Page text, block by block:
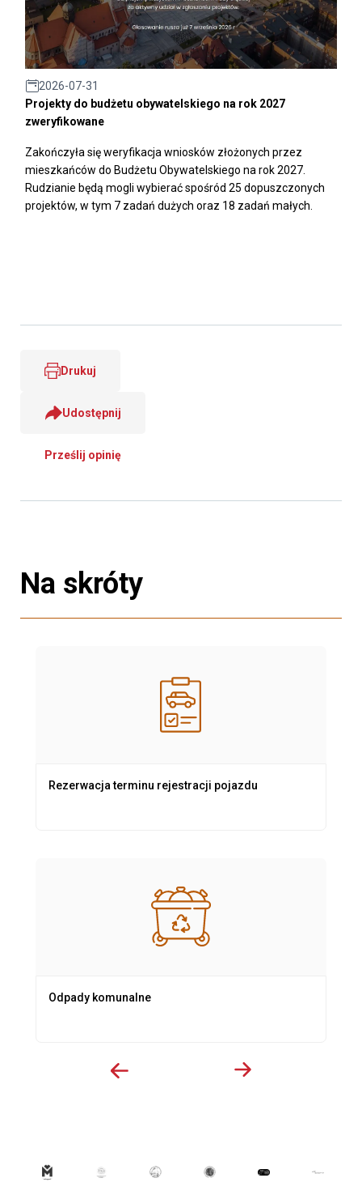
2026-07-31
Projekty do budżetu obywatelskiego na rok 2027
zweryfikowane
Zakończyła się weryfikacja wniosków złożonych przez
mieszkańców do Budżetu Obywatelskiego na rok 2027.
Rudzianie będą mogli wybierać spośród 25 dopuszczonych
projektów, w tym 7 zadań dużych oraz 18 zadań małych.
Drukuj
Udostępnij
Prześlij opinię
Na skróty
Rezerwacja terminu rejestracji pojazdu
Odpady komunalne